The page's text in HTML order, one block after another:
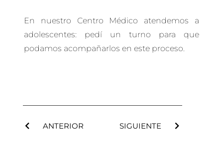
En nuestro Centro Médico atendemos a
adolescentes: pedí un turno para que
podamos acompañarlos en este proceso.
ANTERIOR SIGUIENTE